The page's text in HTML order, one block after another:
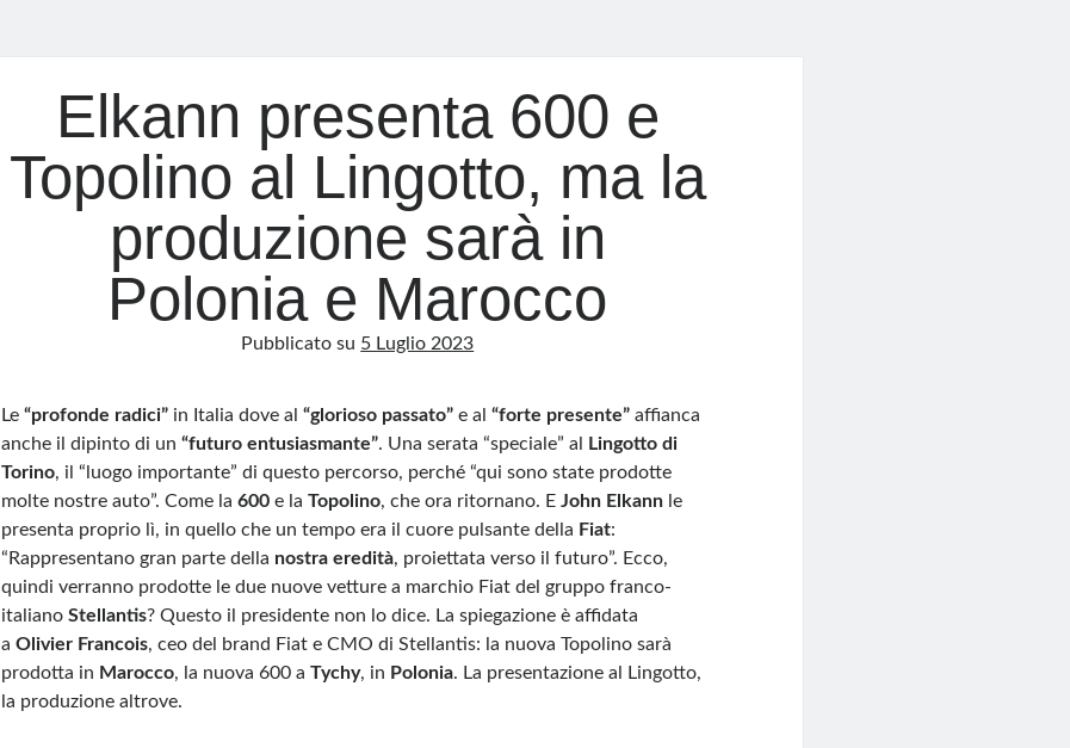
Elkann presenta 600 e
Topolino al Lingotto, ma la
produzione sarà in
Polonia e Marocco
Pubblicato su 5 Luglio 2023
Le “profonde radici” in Italia dove al “glorioso passato” e al“forte presente” affianca
anche il dipinto di un “futuro entusiasmante”. Una serata “speciale” al
Lingotto di
Torino, il “luogo importante” di questo percorso, perché “qui sono state prodotte
molte nostre auto”. Come la 600 e la Topolino, che ora ritornano. E John Elkann le
presenta proprio lì, in quello che un tempo era il cuore pulsante della Fiat:
“Rappresentano gran parte della nostra eredità, proiettata verso il futuro”. Ecco,
quindi verranno prodotte le due nuove vetture a marchio Fiat del gruppo franco-
italiano Stellantis? Questo il presidente non lo dice. La spiegazione è affidata
a Olivier Francois, ceo del brand Fiat e CMO di Stellantis: la nuova Topolino sarà
prodotta in Marocco, la nuova 600 a Tychy, in Polonia. La presentazione al Lingotto,
la produzione altrove.